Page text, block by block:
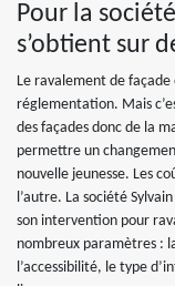
Pour la
s’obtient sur
Le ravalement de
réglementation. Mais
des façades donc de la
permettre un
nouvelle jeunesse. Les
l’autre. La société
son intervention pour
nombreux paramètres :
l’accessibilité, le type